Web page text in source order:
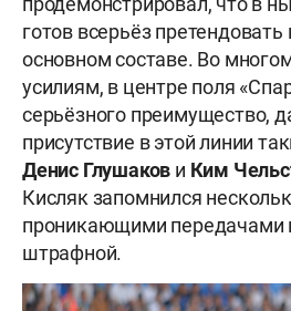
готов всерьёз претендовать
основном составе. Во
усилиям, в центре поля
серьёзного преимущество,
присутствие в этой линии
Денис Глушаков и Ким
Кисляк запомнился
проникающими передачами
штрафной.